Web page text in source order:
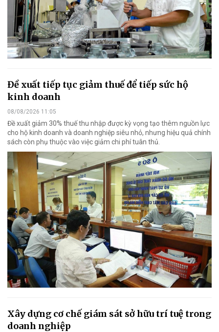
Đề xuất tiếp tục giảm thuế để tiếp sức hộ
kinh doanh
08/08/2026 11:05
Đề xuất giảm 30% thuế thu nhập được kỳ vọng tạo thêm nguồn lực
cho hộ kinh doanh và doanh nghiệp siêu nhỏ, nhưng hiệu quả chính
sách còn phụ thuộc vào việc giảm chi phí tuân thủ.
Xây dựng cơ chế giám sát sở hữu trí tuệ trong
doanh nghiệp